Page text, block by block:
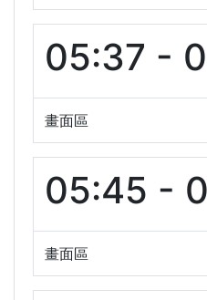
05:37 -
畫面區
05:45 -
畫面區